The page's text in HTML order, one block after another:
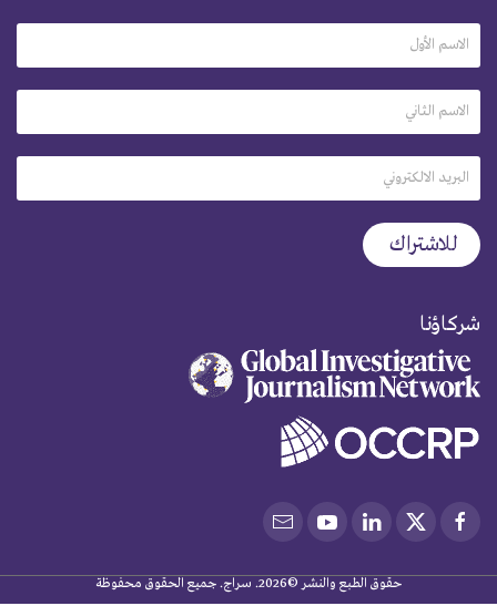
شركاؤنا
حقوق الطبع والنشر ©2026. سراج. جميع الحقوق محفوظة